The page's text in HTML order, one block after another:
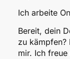
Ich arbeite
Bereit, dein
zu kämpfen?
mir. Ich